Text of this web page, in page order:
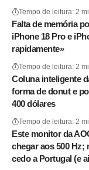
Tempo de leitura: 2
Falta de memória
iPhone 18 Pro e
rapidamente»
Tempo de leitura: 2
Coluna inteligente
forma de donut e
400 dólares
Tempo de leitura: 2
Este monitor da
chegar aos 500 Hz;
cedo a Portugal (e